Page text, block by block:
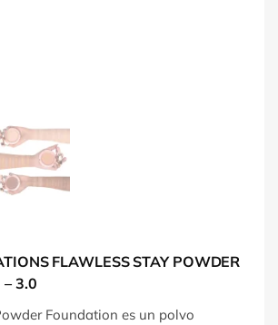
FLAWLESS STAY POWDER
– 3.0
Foundation es un polvo